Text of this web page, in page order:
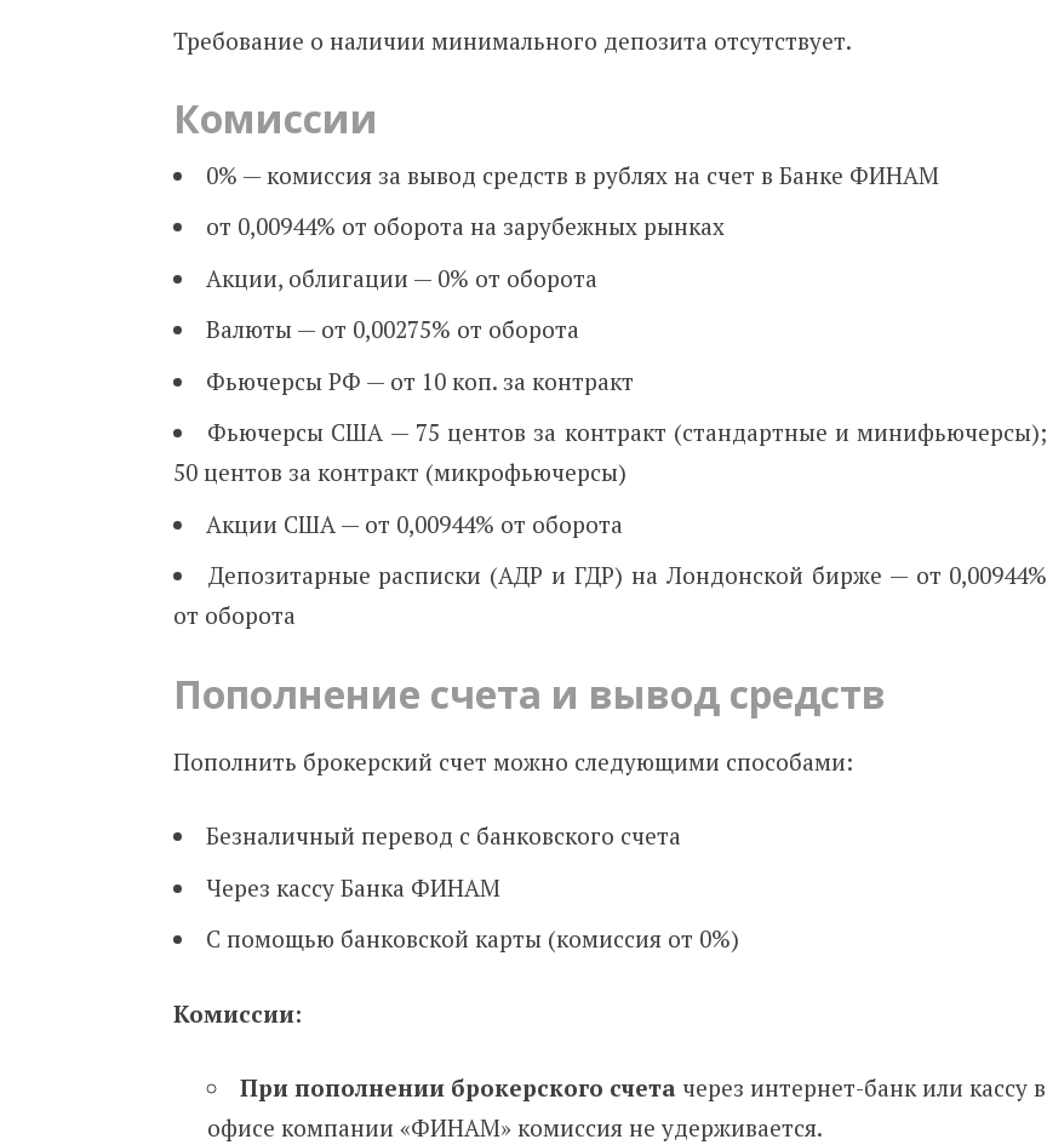
Требование о наличии минимального депозита отсутствует.
Комиссии
0% — комиссия за вывод средств в рублях на счет в Банке ФИНАМ
от 0,00944% от оборота на зарубежных рынках
Акции, облигации — 0% от оборота
Валюты — от 0,00275% от оборота
Фьючерсы РФ — от 10 коп. за контракт
Фьючерсы США — 75 центов за контракт (стандартные и минифьючерсы);
50 центов за контракт (микрофьючерсы)
Акции США — от 0,00944% от оборота
Депозитарные расписки (АДР и ГДР) на Лондонской бирже — от 0,00944%
от оборота
Пополнение счета и вывод средств
Пополнить брокерский счет можно следующими способами:
Безналичный перевод с банковского счета
Через кассу Банка ФИНАМ
С помощью банковской карты (комиссия от 0%)
Комиссии:
При пополнении брокерского счета через интернет-банк или кассу в
офисе компании «ФИНАМ» комиссия не удерживается.